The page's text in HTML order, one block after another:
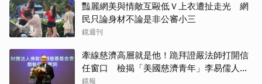
豔麗網美與情敵互毆低Ｖ上衣遭扯走光 網
民只論身材不論是非公審小三
鏡週刊
牽線慈濟高層就是他！跪拜證嚴法師打開信
任窗口 檢揭「美國慈濟青年」李易儒人脈
網絡
鏡報